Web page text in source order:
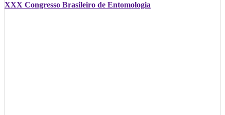
XXX Congresso Brasileiro de Entomologia